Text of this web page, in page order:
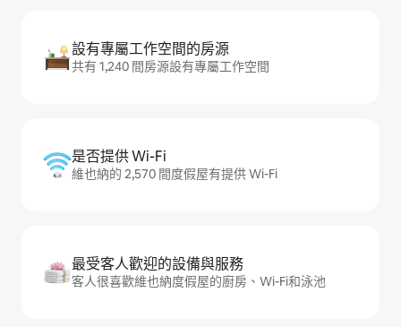
設有專屬工作空間的房源
共有 1,240 間房源設有專屬工作空間
是否提供 Wi-Fi
維也納的 2,570 間度假屋有提供 Wi-Fi
最受客人歡迎的設備與服務
客人很喜歡維也納度假屋的廚房、Wi-Fi和泳池